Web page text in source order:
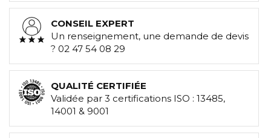
CONSEIL EXPERT
Un renseignement, une demande de devis
? 02 47 54 08 29
QUALITÉ CERTIFIÉE
Validée par 3 certifications ISO : 13485,
14001 & 9001